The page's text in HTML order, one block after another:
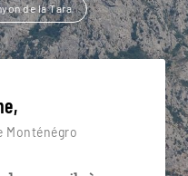
de la Tara
Monténégro